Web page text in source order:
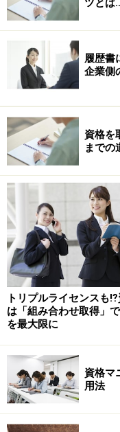
埼玉県鶴ヶ島市にある
いる、「キャ能検（
定制度）」がそれで
ですが、来シーズ
うか？
同社では、この資格
教育を行うティーチ
まだ、埼玉西部エリ
動きが全国に広がっ
うでない資格なの
てゆくのかも知れま
【関連リンク】
趣味・スポーツ
※記事内容は執筆時点の
い。
履歴書
企業側
資格を
までの
トリプルライセンスも
は「組み合わせ取得」
を最大限に
資格マ
用法